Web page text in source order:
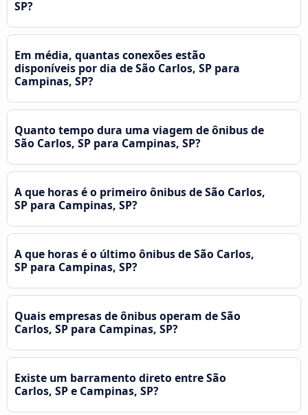
SP?
Em média, quantas conexões estão
disponíveis por dia de São Carlos, SP para
Campinas, SP?
Quanto tempo dura uma viagem de ônibus de
São Carlos, SP para Campinas, SP?
A que horas é o primeiro ônibus de São Carlos,
SP para Campinas, SP?
A que horas é o último ônibus de São Carlos,
SP para Campinas, SP?
Quais empresas de ônibus operam de São
Carlos, SP para Campinas, SP?
Existe um barramento direto entre São
Carlos, SP e Campinas, SP?